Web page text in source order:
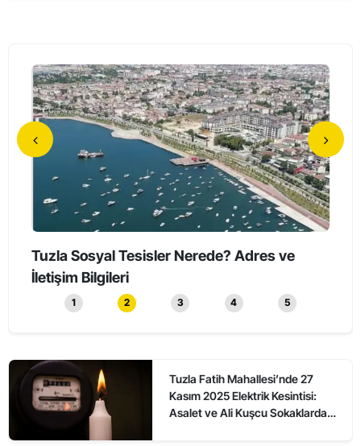
Tuzla’da Erkeklerin Katıldığı Sessiz Yürüyüş
Düzenlendi
1 2 3 4 5
Tuzla Fatih Mahallesi’nde 27
Kasım 2025 Elektrik Kesintisi:
Asalet ve Ali Kuşcu Sokaklarda